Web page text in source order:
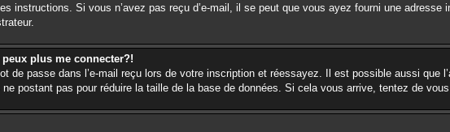
instructions. Si vous n’avez pas reçu d’e-mail, il se peut que vous ayez fourni une
plus me connecter?!
de passe dans l’e-mail reçu lors de votre inscription et réessayez. Il est possible aussi
postant pas pour réduire la taille de la base de données. Si cela vous arrive, tentez de